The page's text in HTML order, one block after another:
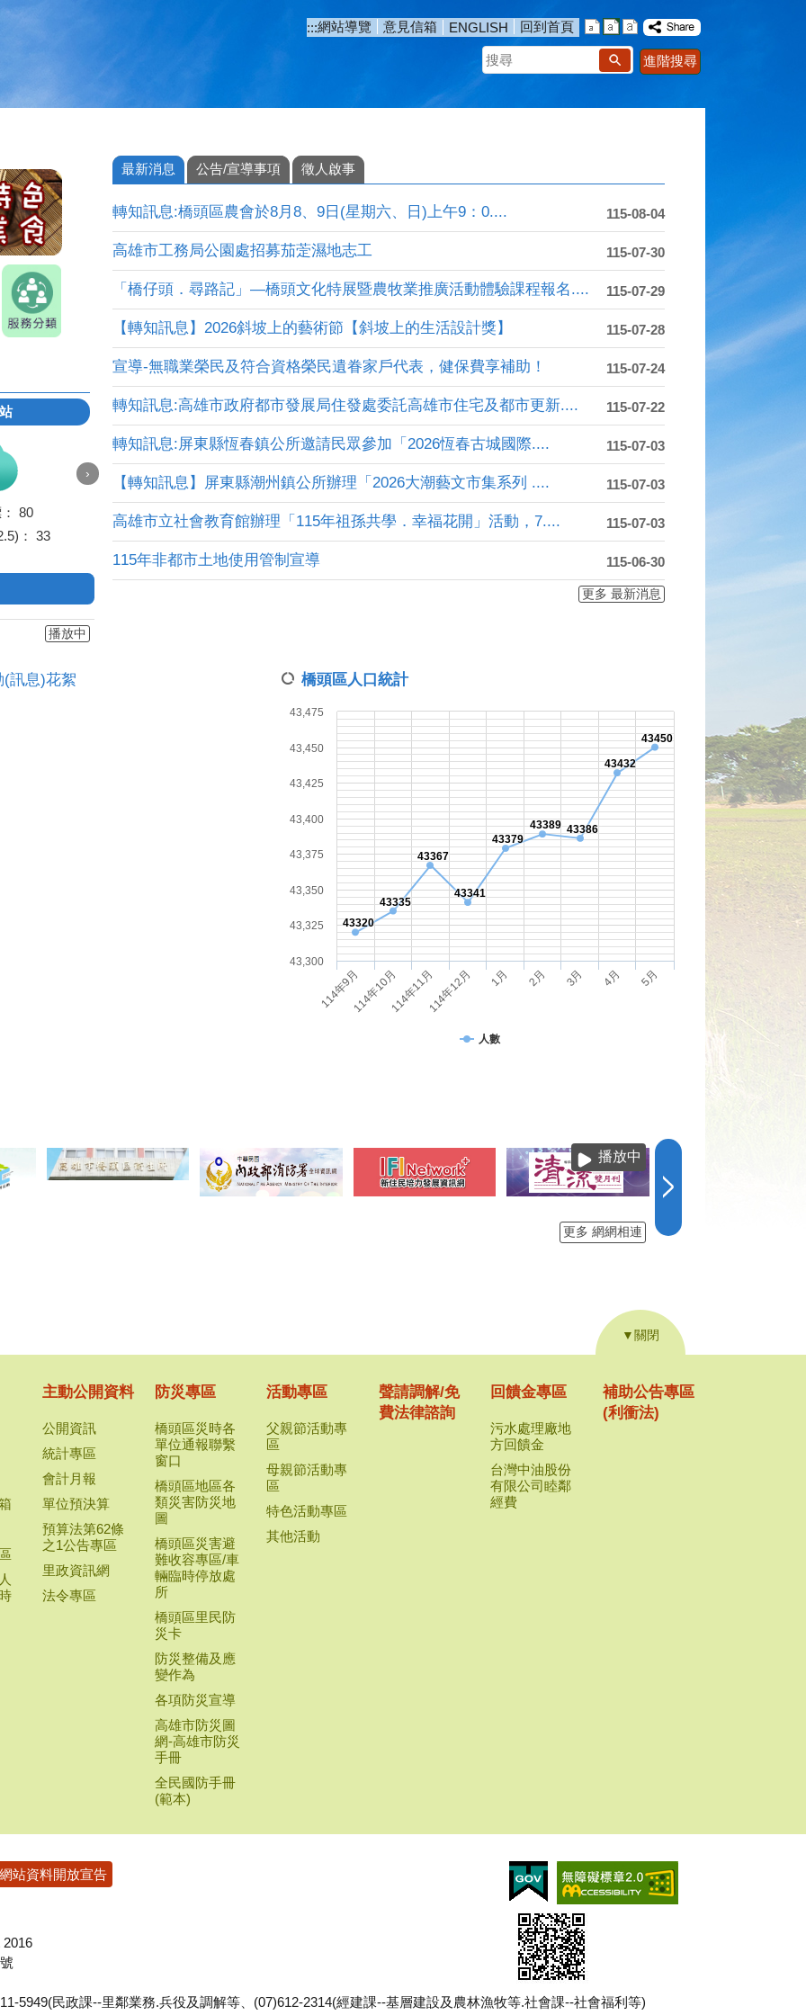
:::網站導覽 意見信箱 ENGLISH
回到首頁
搜
尋
進階搜尋
：80
：33
›
播放中
最新消息 公告/宣導事項 徵人啟事
115-08-04
轉知訊息:橋頭區農會於8月8、9日(星期六、日)上午9：0....
115-07-30
高雄市工務局公園處招募茄萣濕地志工
115-07-29
「橋仔頭．尋路記」—橋頭文化特展暨農牧業推廣活動體驗課程報名....
115-07-28
【轉知訊息】2026斜坡上的藝術節【斜坡上的生活設計獎】
115-07-24
宣導-無職業榮民及符合資格榮民遺眷家戶代表，健保費享補助！
115-07-22
轉知訊息:高雄市政府都市發展局住發處委託高雄市住宅及都市更新....
115-07-03
轉知訊息:屏東縣恆春鎮公所邀請民眾參加「2026恆春古城國際....
115-07-03
【轉知訊息】屏東縣潮州鎮公所辦理「2026大潮藝文市集系列 ....
115-07-03
高雄市立社會教育館辦理「115年祖孫共學．幸福花開」活動，7....
115-06-30
115年非都市土地使用管制宣導
更多 最新消息
(訊息)花絮 橋頭區人口統計
43320
43335
43367
43341
43379
43389 43386
43432
43450
人數
114年9月114年10月114年11月114年12月 1月 2月 3月 4月 5月
43,300
43,325
43,350
43,375
43,400
43,425
43,450
43,475
播放中
更多 網網相連
▼關閉
主動公開資料
公開資訊
統計專區
會計月報
單位預決算
預算法第62條
之1公告專區
里政資訊網
法令專區
防災專區
橋頭區災時各
單位通報聯繫
窗口
橋頭區地區各
類災害防災地
圖
橋頭區災害避
難收容專區/車
輛臨時停放處
所
橋頭區里民防
災卡
防災整備及應
變作為
各項防災宣導
高雄市防災圖
網-高雄市防災
手冊
全民國防手冊
(範本)
活動專區
父親節活動專
區
母親節活動專
區
特色活動專區
其他活動
聲請調解/免
費法律諮詢
回饋金專區
污水處理廠地
方回饋金
台灣中油股份
有限公司睦鄰
經費
補助公告專區
(利衝法)
站資料開放宣告
5949(民政課--里鄰業務.兵役及調解等、(07)612-2314(經建課--基層建設及農林漁牧等.社會課--社會福利等)